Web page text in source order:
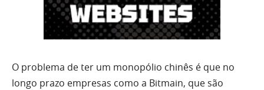
O problema de ter um monopólio chinês é que no
longo prazo empresas como a Bitmain, que são